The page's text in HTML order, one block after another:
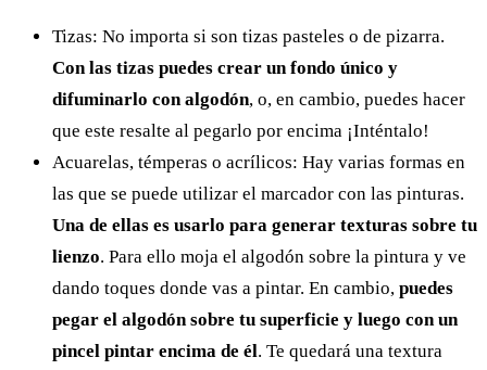
Tizas: No importa si son tizas pasteles o de pizarra.
Con las tizas puedes crear un fondo único y
difuminarlo con algodón, o, en cambio, puedes hacer
que este resalte al pegarlo por encima ¡Inténtalo!
Acuarelas, témperas o acrílicos: Hay varias formas en
las que se puede utilizar el marcador con las pinturas.
Una de ellas es usarlo para generar texturas sobre tu
lienzo. Para ello moja el algodón sobre la pintura y ve
dando toques donde vas a pintar. En cambio, puedes
pegar el algodón sobre tu superficie y luego con un
pincel pintar encima de él. Te quedará una textura